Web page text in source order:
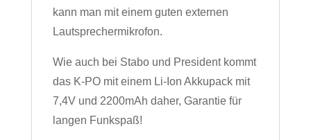
kann man mit einem guten externen
Lautsprechermikrofon.
Wie auch bei Stabo und President kommt
das K-PO mit einem Li-Ion Akkupack mit
7,4V und 2200mAh daher, Garantie für
langen Funkspaß!